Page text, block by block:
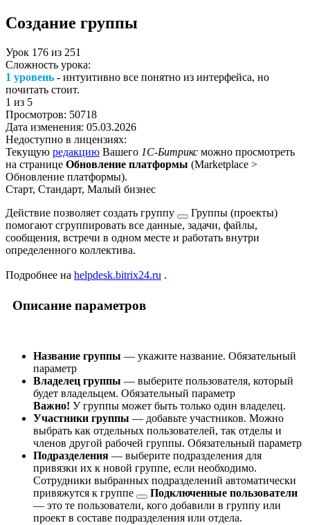
Создание группы
Урок 176 из 251
Сложность урока:
1 уровень - интуитивно все понятно из интерфейса, но
почитать стоит.
1 из 5
Просмотров: 50718
Дата изменения: 05.03.2026
Недоступно в лицензиях:
Текущую редакцию Вашего 1С-Битрикс можно просмотреть
на странице Обновление платформы (Marketplace >
Обновление платформы).
Старт, Стандарт, Малый бизнес
Действие позволяет создать группу
Группы (проекты)
помогают сгруппировать все данные, задачи, файлы,
сообщения, встречи в одном месте и работать внутри
определенного коллектива.
Подробнее на helpdesk.bitrix24.ru .
Описание параметров
Название группы — укажите название. Обязательный
параметр
Владелец группы — выберите пользователя, который
будет владельцем. Обязательный параметр
Важно! У группы может быть только один владелец.
Участники группы — добавьте участников. Можно
выбрать как отдельных пользователей, так отделы и
членов другой рабочей группы. Обязательный параметр
Подразделения — выберите подразделения для
привязки их к новой группе, если необходимо.
Сотрудники выбранных подразделений автоматически
привяжутся к группе
Подключенные пользователи
— это те пользователи, кого добавили в группу или
проект в составе подразделения или отдела.